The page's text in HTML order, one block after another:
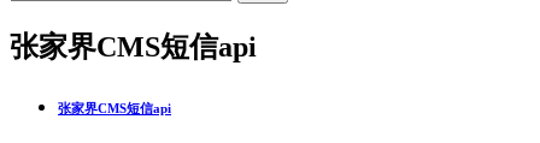
张家界CMS短信api
张家界CMS短信api